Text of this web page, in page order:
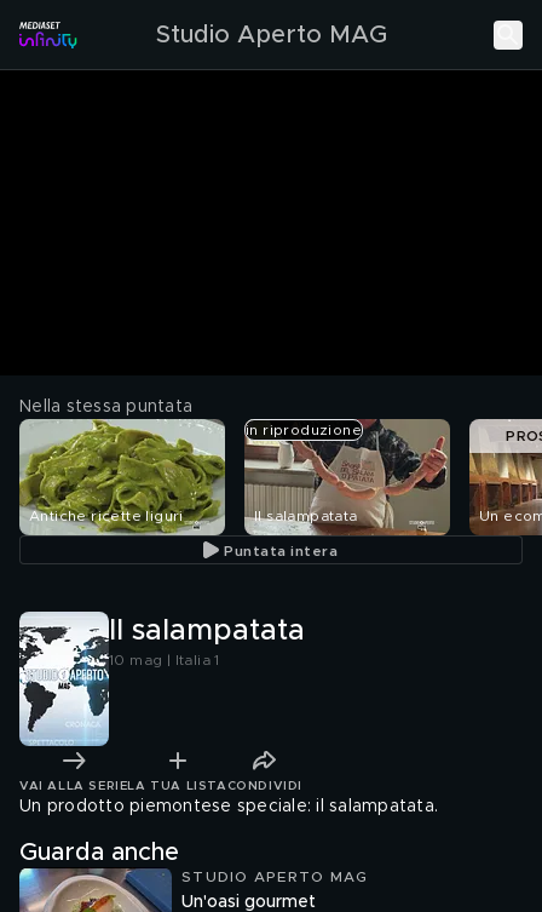
Studio Aperto MAG
Nella stessa puntata
Antiche ricette liguri
in riproduzione
Il salampatata Un
Puntata intera
Il salampatata
10 mag | Italia 1
VAI ALLA SERIE LA TUA LISTA CONDIVIDI
Un prodotto piemontese speciale: il salampatata.
Guarda anche
STUDIO APERTO MAG
Un'oasi gourmet